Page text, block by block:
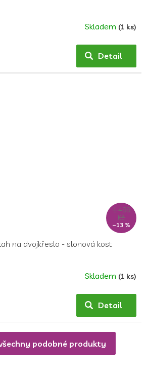
Skladem (1 ks)
Detail
1 499
Kč
–13 %
na dvojkřeslo - slonová kost
Skladem (1 ks)
Detail
podobné produkty